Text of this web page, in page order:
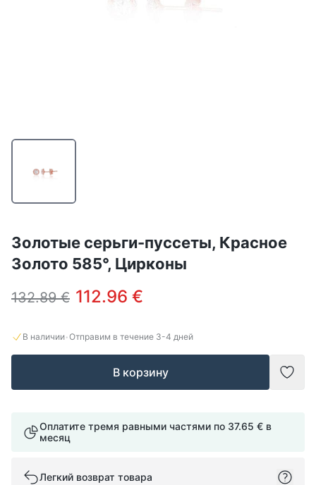
Золотые серьги-пуссеты, Красное
Золото 585°, Цирконы
132.89 € 112.96 €
В наличии·Отправим в течение 3-4 дней
В корзину
Оплатите тремя равными частями по 37.65 € в
месяц
Легкий возврат товара